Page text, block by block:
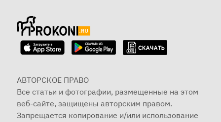
АВТОРСКОЕ ПРАВО
Все статьи и фотографии, размещенные на этом
веб-сайте, защищены авторским правом.
Запрещается копирование и/или использование